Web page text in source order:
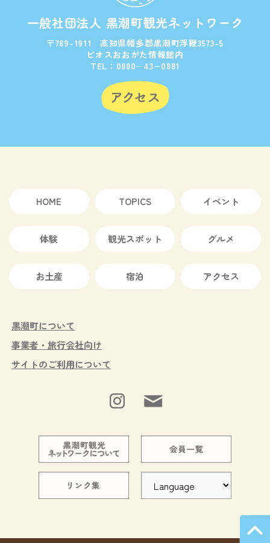
一般社団法人 黒潮町観光ネットワーク
〒789-1911 高知県幡多郡黒潮町浮鞭3573-5
ビオスおおがた情報館内
TEL：0880−43−0881
HOME TOPICS イベント
体験 観光スポット グルメ
お土産 宿泊 アクセス
黒潮町について
事業者・旅行会社向け
サイトのご利用について